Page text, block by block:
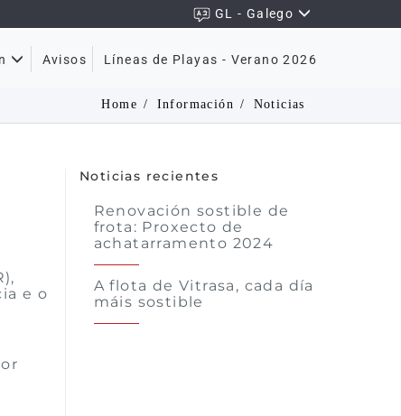
GL - Galego
Avisos Líneas de Playas - Verano 2026
Home Información Noticias
e o
Noticias recientes
Renovación sostible de
frota: Proxecto de
achatarramento 2024
A flota de Vitrasa, cada día
máis sostible